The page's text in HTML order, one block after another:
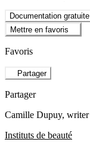
Documentation gratuite
Mettre en favoris
Favoris
Partager
Partager
Camille Dupuy, writer
Instituts de beauté